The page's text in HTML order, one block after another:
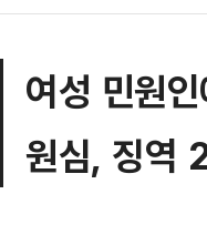
여성 민원
원심, 징역